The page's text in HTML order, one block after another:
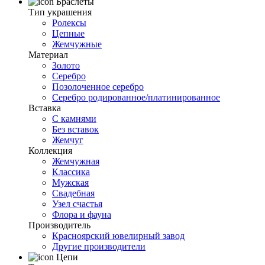
Тип украшения
Ролексы
Цепные
Жемчужные
Материал
Золото
Серебро
Позолоченное серебро
Серебро родированное/платинированное
Вставка
С камнями
Без вставок
Жемчуг
Коллекция
Жемчужная
Классика
Мужская
Свадебная
Узел счастья
Флора и фауна
Производитель
Красноярский ювелирный завод
Другие производители
Цепи